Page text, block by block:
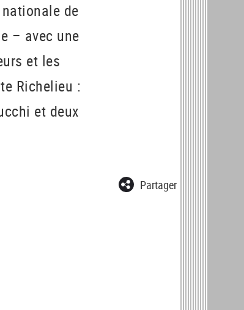
de
– avec une
et les
Richelieu :
et deux
Partager